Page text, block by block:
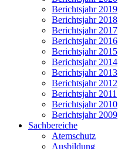
Berichtsjahr 2019
Berichtsjahr 2018
Berichtsjahr 2017
Berichtsjahr 2016
Berichtsjahr 2015
Berichtsjahr 2014
Berichtsjahr 2013
Berichtsjahr 2012
Berichtsjahr 2011
Berichtsjahr 2010
Berichtsjahr 2009
Sachbereiche
Atemschutz
Ausbildung